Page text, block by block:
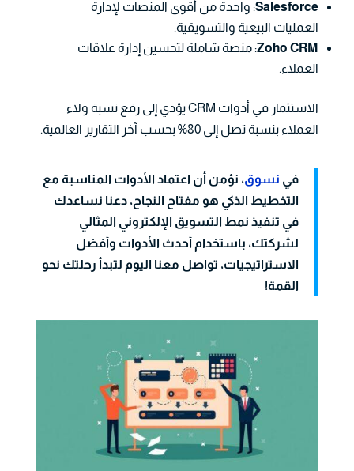
Salesforce: واحدة من أقوى المنصات لإدارة
العمليات البيعية والتسويقية.
Zoho CRM: منصة شاملة لتحسين إدارة علاقات
العملاء.
الاستثمار في أدوات CRM يؤدي إلى رفع نسبة ولاء
العملاء بنسبة تصل إلى 80% بحسب آخر التقارير العالمية.
في نسوق، نؤمن أن اعتماد الأدوات المناسبة مع
التخطيط الذكي هو مفتاح النجاح، دعنا نساعدك
في تنفيذ نمط التسويق الإلكتروني المثالي
لشركتك، باستخدام أحدث الأدوات وأفضل
الاستراتيجيات، تواصل معنا اليوم لتبدأ رحلتك نحو
القمة!